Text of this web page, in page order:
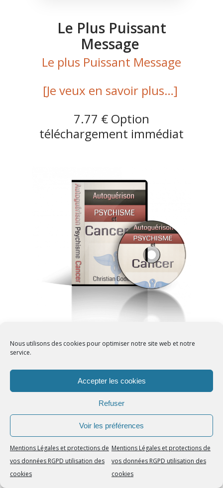
Nous utilisons des cookies pour optimiser notre site web et notre
service.
Accepter les cookies
Refuser
Voir les préférences
Mentions Légales et protections de
vos données RGPD utilisation des
cookies
Mentions Légales et protections de
vos données RGPD utilisation des
cookies
Le Plus Puissant
Message
Le plus Puissant Message
[Je veux en savoir plus…]
7.77 € Option
téléchargement immédiat
Votre esprit détient
guérison. Apprenez )à
l’activer à volonté
Les clés de l’Auto
Guérison par le
psychisme
Autoguérison